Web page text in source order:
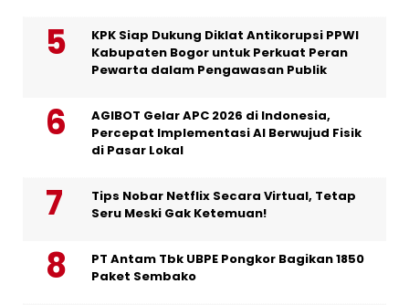
KPK Siap Dukung Diklat Antikorupsi PPWI
Kabupaten Bogor untuk Perkuat Peran
Pewarta dalam Pengawasan Publik
AGIBOT Gelar APC 2026 di Indonesia,
Percepat Implementasi AI Berwujud Fisik
di Pasar Lokal
Tips Nobar Netflix Secara Virtual, Tetap
Seru Meski Gak Ketemuan!
PT Antam Tbk UBPE Pongkor Bagikan 1850
Paket Sembako